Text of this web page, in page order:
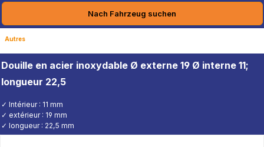
Nach Fahrzeug suchen
Autres
Douille en acier inoxydable Ø externe 19 Ø interne 11;
longueur 22,5
✓ Intérieur : 11 mm
✓ extérieur : 19 mm
✓ longueur : 22,5 mm